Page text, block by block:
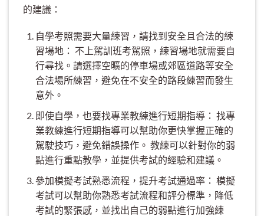
的建議：
自學考照需要大量練習，請找到安全且合法的練
習場地： 不上駕訓班考駕照，練習場地就需要自
行尋找。請選擇空曠的停車場或郊區道路等安全
合法場所練習，避免在不安全的路段練習而發生
意外。
即使自學，也要找專業教練進行短期指導： 找專
業教練進行短期指導可以幫助你更快掌握正確的
駕駛技巧，避免錯誤操作。 教練可以針對你的弱
點進行重點教學，並提供考試的經驗和建議。
參加模擬考試熟悉流程，提升考試通過率： 模擬
考試可以幫助你熟悉考試流程和評分標準，降低
考試的緊張感，並找出自己的弱點進行加強練